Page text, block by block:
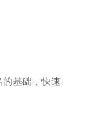
基础，快速